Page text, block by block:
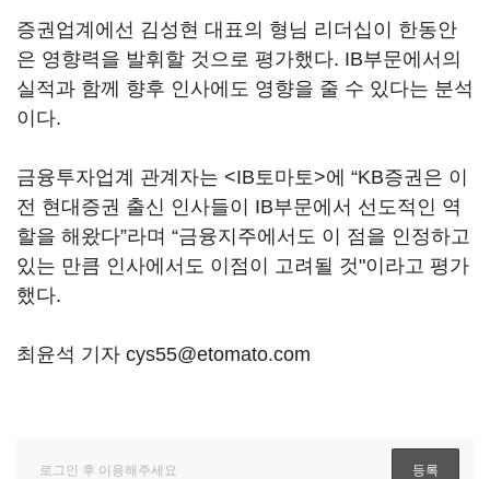
증권업계에선 김성현 대표의 형님 리더십이 한동안
은 영향력을 발휘할 것으로 평가했다. IB부문에서의
실적과 함께 향후 인사에도 영향을 줄 수 있다는 분석
이다.
금융투자업계 관계자는 <IB토마토>에 “KB증권은 이
전 현대증권 출신 인사들이 IB부문에서 선도적인 역
할을 해왔다”라며 “금융지주에서도 이 점을 인정하고
있는 만큼 인사에서도 이점이 고려될 것"이라고 평가
했다.
최윤석 기자 cys55@etomato.com